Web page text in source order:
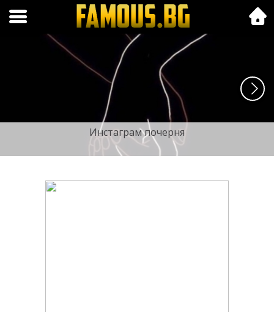
Folk.bg
Инстаграм почерня